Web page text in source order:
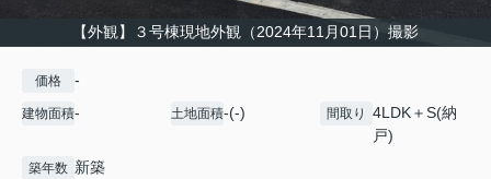
【外観】３号棟現地外観（2024年11月01日）撮影
価格 -
建物面積- 土地面積-(-) 間取り
4LDK＋S(納
戸)
築年数 新築